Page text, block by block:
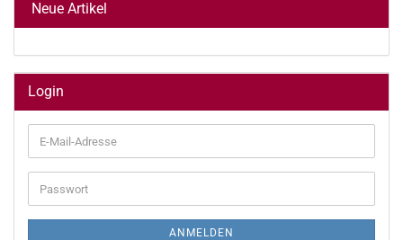
Neue Artikel
Login
E-
Mail-
Adresse
Passwort
ANMELDEN